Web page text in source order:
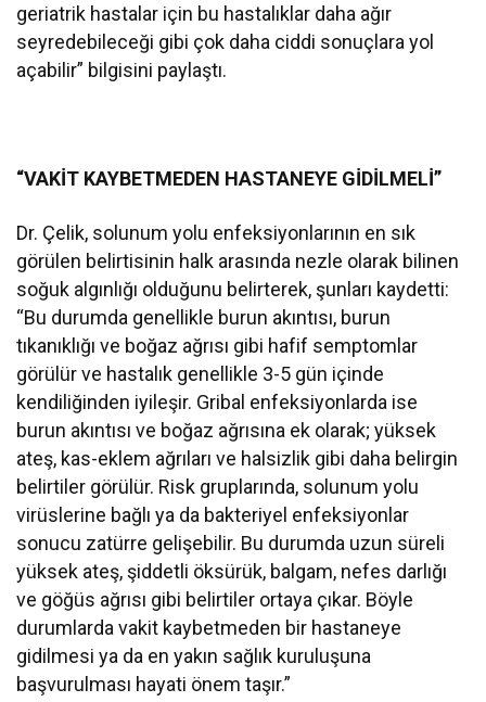
geriatrik hastalar için bu hastalıklar daha ağır
seyredebileceği gibi çok daha ciddi sonuçlara yol
açabilir” bilgisini paylaştı.
“VAKİT KAYBETMEDEN HASTANEYE GİDİLMELİ”
Dr. Çelik, solunum yolu enfeksiyonlarının en sık
görülen belirtisinin halk arasında nezle olarak bilinen
soğuk algınlığı olduğunu belirterek, şunları kaydetti:
“Bu durumda genellikle burun akıntısı, burun
tıkanıklığı ve boğaz ağrısı gibi hafif semptomlar
görülür ve hastalık genellikle 3-5 gün içinde
kendiliğinden iyileşir. Gribal enfeksiyonlarda ise
burun akıntısı ve boğaz ağrısına ek olarak; yüksek
ateş, kas-eklem ağrıları ve halsizlik gibi daha belirgin
belirtiler görülür. Risk gruplarında, solunum yolu
virüslerine bağlı ya da bakteriyel enfeksiyonlar
sonucu zatürre gelişebilir. Bu durumda uzun süreli
yüksek ateş, şiddetli öksürük, balgam, nefes darlığı
ve göğüs ağrısı gibi belirtiler ortaya çıkar. Böyle
durumlarda vakit kaybetmeden bir hastaneye
gidilmesi ya da en yakın sağlık kuruluşuna
başvurulması hayati önem taşır.”